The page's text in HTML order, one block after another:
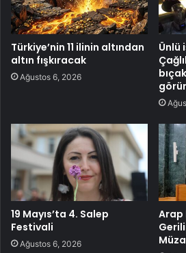
Türkiye’nin 11 ilinin altından
altın fışkıracak
Ağustos 6, 2026
Ünlü
19 Mayıs’ta 4. Salep
Festivali
Ağustos 6, 2026
Arap